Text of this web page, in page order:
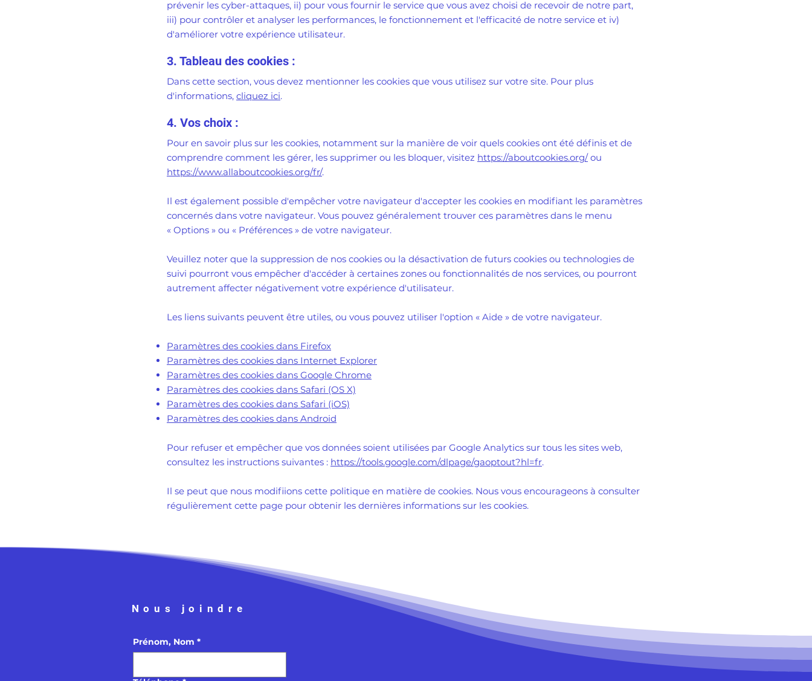
prévenir les cyber-attaques, ii) pour vous fournir le service que vous avez choisi de recevoir de notre part,
iii) pour contrôler et analyser les performances, le fonctionnement et l'efficacité de notre service et iv)
d'améliorer votre expérience utilisateur.
3. Tableau des cookies :
Dans cette section, vous devez mentionner les cookies que vous utilisez sur votre site. Pour plus
d'informations, cliquez ici.
4. Vos choix :
Pour en savoir plus sur les cookies, notamment sur la manière de voir quels cookies ont été définis et de
comprendre comment les gérer, les supprimer ou les bloquer, visitez https://aboutcookies.org/ou
https://www.allaboutcookies.org/fr/.
Il est également possible d'empêcher votre navigateur d'accepter les cookies en modifiant les paramètres
concernés dans votre navigateur. Vous pouvez généralement trouver ces paramètres dans le menu
« Options » ou « Préférences » de votre navigateur.
Veuillez noter que la suppression de nos cookies ou la désactivation de futurs cookies ou technologies de
suivi pourront vous empêcher d'accéder à certaines zones ou fonctionnalités de nos services, ou pourront
autrement affecter négativement votre expérience d'utilisateur.
Les liens suivants peuvent être utiles, ou vous pouvez utiliser l'option « Aide » de votre navigateur.
Paramètres des cookies dans Firefox
Paramètres des cookies dans Internet Explorer
Paramètres des cookies dans Google Chrome
Paramètres des cookies dans Safari (OS X)
Paramètres des cookies dans Safari (iOS)
Paramètres des cookies dans Android
Pour refuser et empêcher que vos données soient utilisées par Google Analytics sur tous les sites web,
consultez les instructions suivantes : https://tools.google.com/dlpage/gaoptout?hl=fr.
Il se peut que nous modifiions cette politique en matière de cookies. Nous vous encourageons à consulter
régulièrement cette page pour obtenir les dernières informations sur les cookies.
Nous joindre
Prénom, Nom *